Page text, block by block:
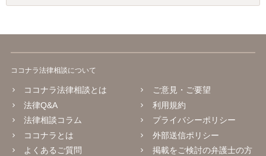
ココナラ法律相談について
ココナラ法律相談とは
法律Q&A
法律相談コラム
ココナラとは
よくあるご質問
ご意見・ご要望
利用規約
プライバシーポリシー
外部送信ポリシー
掲載をご検討の弁護士の方